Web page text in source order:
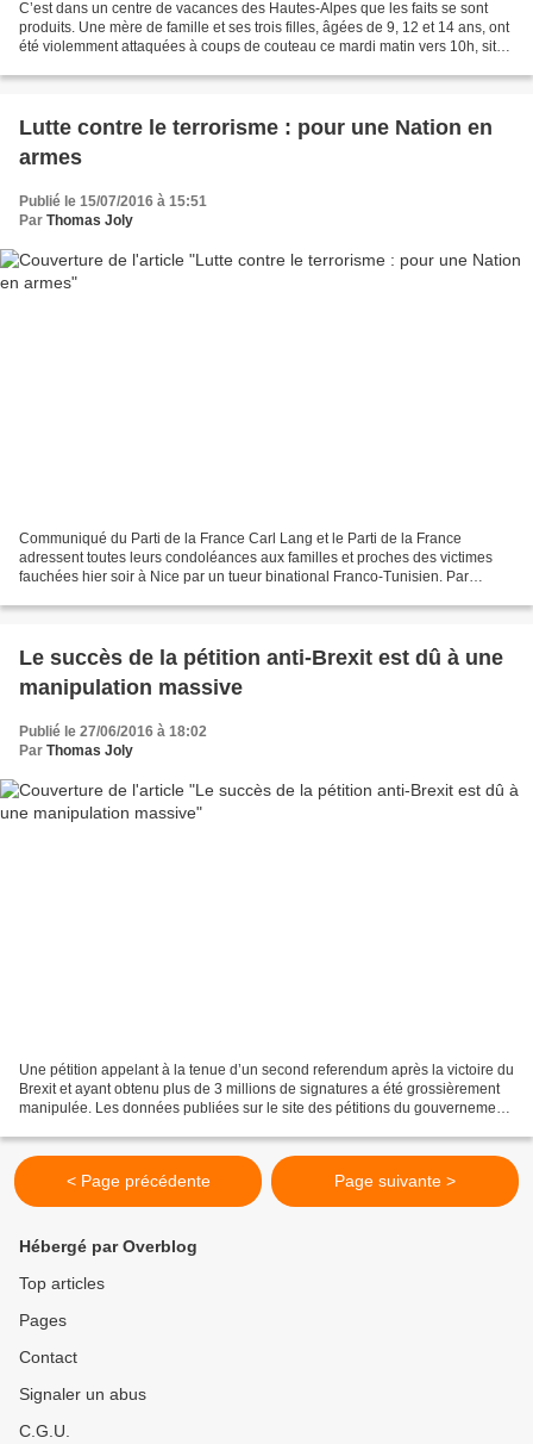
C’est dans un centre de vacances des Hautes-Alpes que les faits se sont
produits. Une mère de famille et ses trois filles, âgées de 9, 12 et 14 ans, ont
été violemment attaquées à coups de couteau ce mardi matin vers 10h, situé
Lutte contre le terrorisme : pour une Nation en
armes
Publié le 15/07/2016 à 15:51
Par Thomas Joly
Communiqué du Parti de la France Carl Lang et le Parti de la France
adressent toutes leurs condoléances aux familles et proches des victimes
fauchées hier soir à Nice par un tueur binational Franco-Tunisien. Par
Le succès de la pétition anti-Brexit est dû à une
manipulation massive
Publié le 27/06/2016 à 18:02
Par Thomas Joly
Une pétition appelant à la tenue d’un second referendum après la victoire du
Brexit et ayant obtenu plus de 3 millions de signatures a été grossièrement
manipulée. Les données publiées sur le site des pétitions du gouvernement
< Page précédente Page suivante >
Hébergé par Overblog
Top articles
Pages
Contact
Signaler un abus
C.G.U.